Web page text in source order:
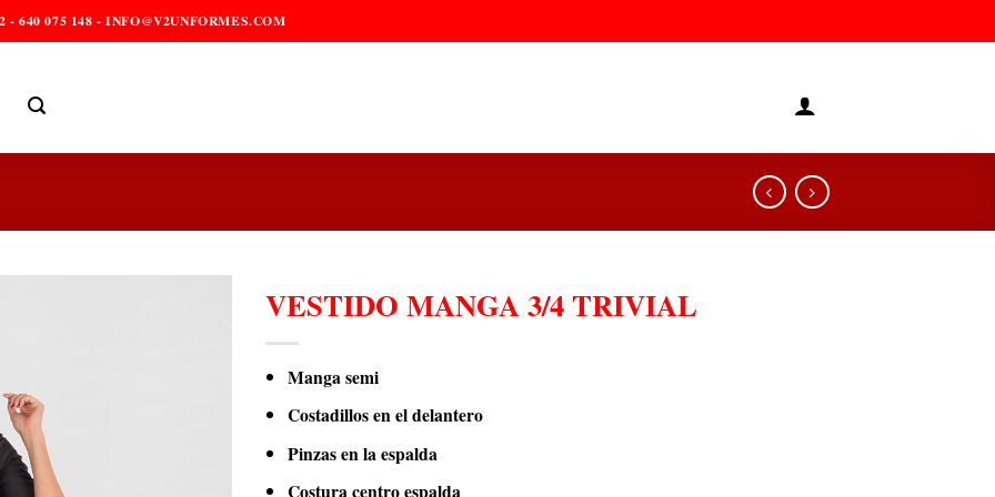
640 075 148 - INFO@V2UNFORMES.COM
VESTIDO MANGA 3/4 TRIVIAL
Manga semi
Costadillos en el delantero
Pinzas en la espalda
Costura centro espalda